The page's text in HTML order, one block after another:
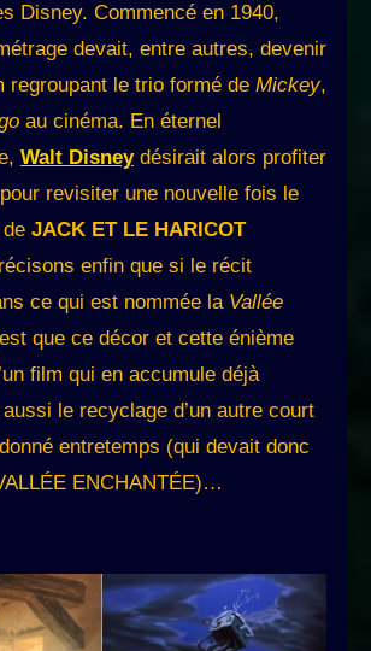
Disney. Commencé en 1940,
devait, entre autres, devenir
regroupant le trio formé de Mickey,
au cinéma. En éternel
Walt Disneydésirait alors profiter
revisiter une nouvelle fois le
JACK ET LE HARICOT
enfin que si le récit
ce qui est nommée la Vallée
que ce décor et cette énième
film qui en accumule déjà
le recyclage d’un autre court
entretemps (qui devait donc
ENCHANTÉE)…